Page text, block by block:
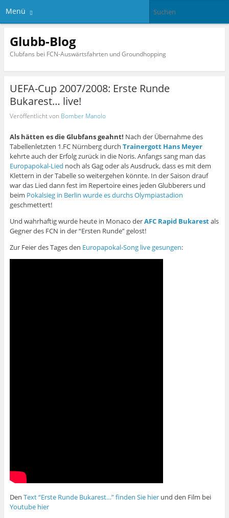
Menü
Glubb-Blog
Clubfans bei FCN-Auswärtsfahrten und Groundhopping
UEFA-Cup 2007/2008: Erste Runde
Bukarest… live!
Veröffentlicht von Bomber Manolo
Als hätten es die Glubfans geahnt! Nach der Übernahme des
Tabellenletzten 1.FC Nürnberg durch Trainergott Hans Meyer
kehrte auch der Erfolg zurück in die Noris. Anfangs sang man das
Europapokal-Lied noch als Gag oder als Ausdruck, dass es mit dem
Klettern in der Tabelle so weitergehen könnte. In der Saison drauf
war das Lied dann fest im Repertoire eines jeden Glubberers und
beim Pokalsieg in Berlin wurde es durchs Olympiastadion
geschmettert!
Und wahrhaftig wurde heute in Monaco derAFC Rapid Bukarestals
Gegner des FCN in der “Ersten Runde” gelost!
Zur Feier des Tages den Europapokal-Song live gesungen:
Den Text “Erste Runde Bukarest…” finden Sie hier und den Film bei
Youtube hier